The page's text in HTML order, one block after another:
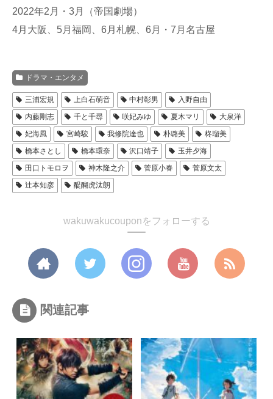
2022年2月・3月（帝国劇場）
4月大阪、5月福岡、6月札幌、6月・7月名古屋
ドラマ・エンタメ
三浦宏規 上白石萌音 中村彰男
入野自由
内藤剛志
千と千尋 咲妃みゆ 夏木マリ
大泉洋
妃海風
宮崎駿 我修院達也 朴璐美
柊瑠美
橋本さとし
橋本環奈 沢口靖子
玉井夕海
田口トモロヲ
神木隆之介 菅原小春
菅原文太
辻󠄀本知彦
醍醐虎汰朗
wakuwakucouponをフォローする
関連記事